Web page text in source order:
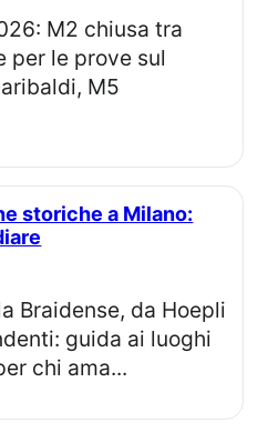
per le prove sul
M5
guida ai luoghi
chi ama...